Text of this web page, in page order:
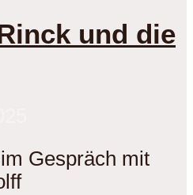
und die
Gespräch mit